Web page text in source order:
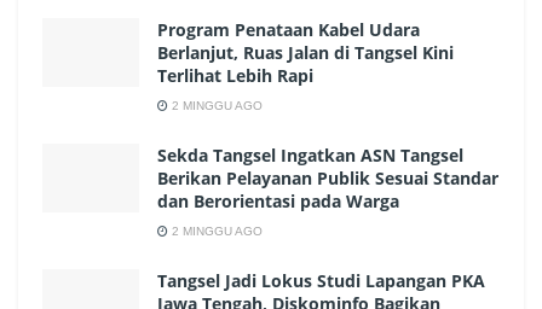
Program Penataan Kabel Udara
Berlanjut, Ruas Jalan di Tangsel Kini
Terlihat Lebih Rapi
2 MINGGU AGO
Sekda Tangsel Ingatkan ASN Tangsel
Berikan Pelayanan Publik Sesuai Standar
dan Berorientasi pada Warga
2 MINGGU AGO
Tangsel Jadi Lokus Studi Lapangan PKA
Jawa Tengah, Diskominfo Bagikan